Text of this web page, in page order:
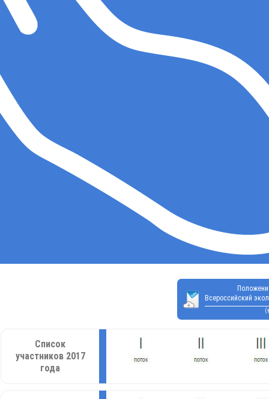
Всероссийский
Список
участников 2017
года